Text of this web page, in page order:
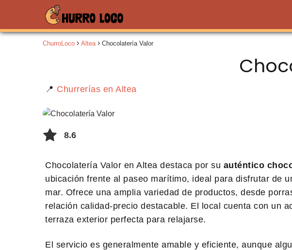
ChurroLoco Altea Chocolatería Valor
📍 Churrerías en Altea
8.6
Chocolatería Valor en Altea destaca por su auténtico
ubicación frente al paseo marítimo, ideal para disfrutar de
mar. Ofrece una amplia variedad de productos, desde
relación calidad-precio destacable. El local cuenta con un
terraza exterior perfecta para relajarse.
El servicio es generalmente amable y eficiente, aunque